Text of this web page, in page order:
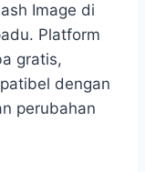
Image di
Platform
gratis,
dengan
perubahan